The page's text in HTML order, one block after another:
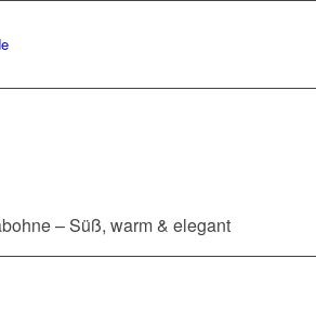
– Süß, warm & elegant